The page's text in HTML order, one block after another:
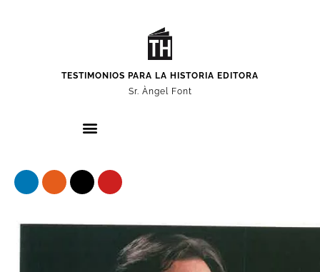
TESTIMONIOS PARA LA HISTORIA EDITORA
Sr. Àngel Font